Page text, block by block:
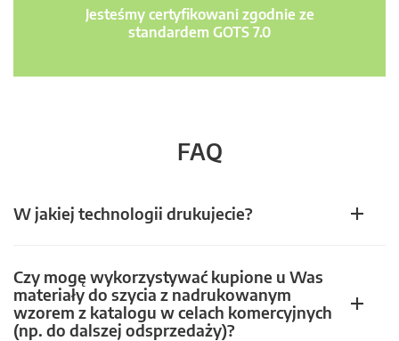
Jesteśmy certyfikowani zgodnie ze
standardem GOTS 7.0
FAQ
W jakiej technologii drukujecie?
Czy mogę wykorzystywać kupione u Was
materiały do szycia z nadrukowanym
wzorem z katalogu w celach komercyjnych
(np. do dalszej odsprzedaży)?